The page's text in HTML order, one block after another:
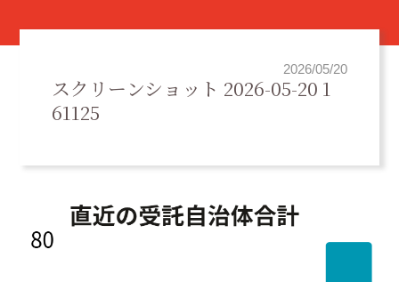
2026/05/20
スクリーンショット 2026-05-20 1
61125